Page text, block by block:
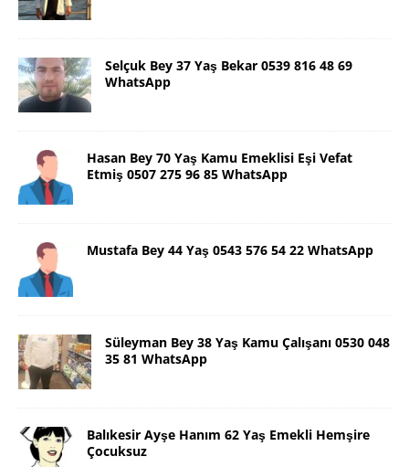
Selçuk Bey 37 Yaş Bekar 0539 816 48 69
WhatsApp
Hasan Bey 70 Yaş Kamu Emeklisi Eşi Vefat
Etmiş 0507 275 96 85 WhatsApp
Mustafa Bey 44 Yaş 0543 576 54 22 WhatsApp
Süleyman Bey 38 Yaş Kamu Çalışanı 0530 048
35 81 WhatsApp
Balıkesir Ayşe Hanım 62 Yaş Emekli Hemşire
Çocuksuz